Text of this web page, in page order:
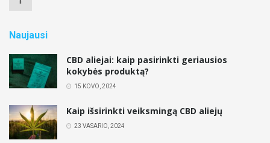
Naujausi
CBD aliejai: kaip pasirinkti geriausios
kokybės produktą?
15 KOVO, 2024
Kaip išsirinkti veiksmingą CBD aliejų
23 VASARIO, 2024